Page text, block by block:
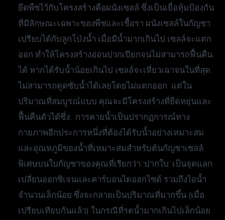
ยึดพืชไว้กับโครงสร้างคือผนังเซลล์ ซึ่งเป็นเยื่อหุ้มป้องกัน
ที่มีลักษณะเฉพาะของพืชและเชื้อรา ผนังเซลล์ในกัญชา
เปรียบได้กับลูกโป่งน้ำ เมื่อมีน้ำมากเกินไป เซลล์จะแตก
ออก ทำให้โครงสร้างอ่อนปวกเปียกจนไม่สามารถฟื้นคืน
ได้ หากได้รับน้ำน้อยเกินไป เซลล์จะเหี่ยวเฉาจนในที่สุด
ไม่สามารถดูดซับน้ำได้เลยโดยไม่แตกออก แต่ใน
ปริมาณที่สมบูรณ์แบบ คุณจะมีโครงสร้างที่ยืดหยุ่นและ
ฟื้นคืนตัวได้ซึ่ง: การคายน้ำเป็นปรากฏการณ์ทาง
กายภาพอีกประการหนึ่งที่ต้องได้รับน้ำอย่างเหมาะสม
และอุณหภูมิของน้ำที่เหมาะสมสำหรับต้นกัญชาเซลล์
พิเศษบนใบกัญชาของคุณที่เรียกว่า ‘ปากใบ’ เป็นจุดแลก
เปลี่ยนออกซิเจนและคาร์บอนไดออกไซด์ รวมถึงไอน้ำ
จำนวนเล็กน้อย ซึ่งจะกลายเป็นปริมาณที่มากขึ้น (เมื่อ
เปรียบเทียบกันแล้ว) ในกรณีที่รดน้ำมากเกินไปเล็กน้อย